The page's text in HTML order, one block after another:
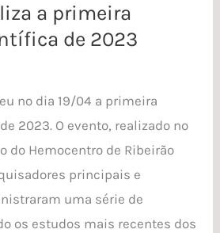
a primeira
de 2023
no dia 19/04 a primeira
2023. O evento, realizado no
do Hemocentro de Ribeirão
principais e
uma série de
os estudos mais recentes dos